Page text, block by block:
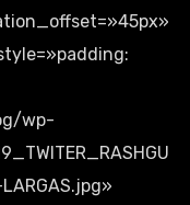
wp-
LARGAS.jpg»